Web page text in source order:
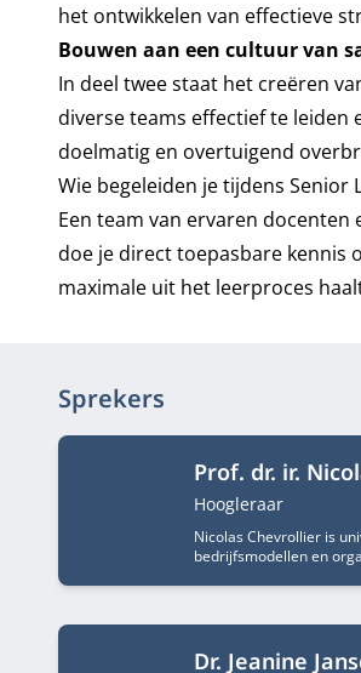
het ontwikkelen van effectieve
Bouwen aan een cultuur van
In deel twee staat het creëren
diverse teams effectief te leiden
doelmatig en overtuigend
Wie begeleiden je tijdens Senior
Een team van ervaren
doe je direct toepasbare kennis
maximale uit het leerproces
Sprekers
Prof. dr. ir.
Functietitel
Hoogleraar
Nicolas Chevrollier is
bedrijfsmodellen en
Dr. Jeanine